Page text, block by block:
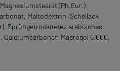
(Ph.Eur.)
Maltodextrin, Schellack
Sprühgetrocknetes arabisches
Calciumcarbonat, Macrogol 6.000,